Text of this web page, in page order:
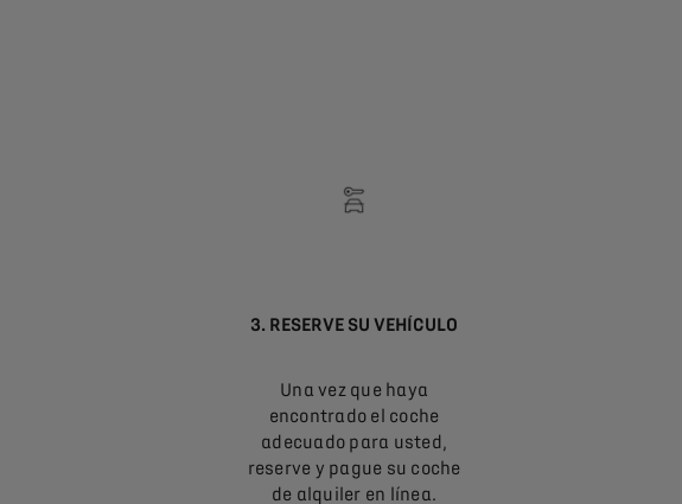
3. RESERVE SU VEHÍCULO
Una vez que haya
encontrado el coche
adecuado para usted,
reserve y pague su coche
de alquiler en línea.